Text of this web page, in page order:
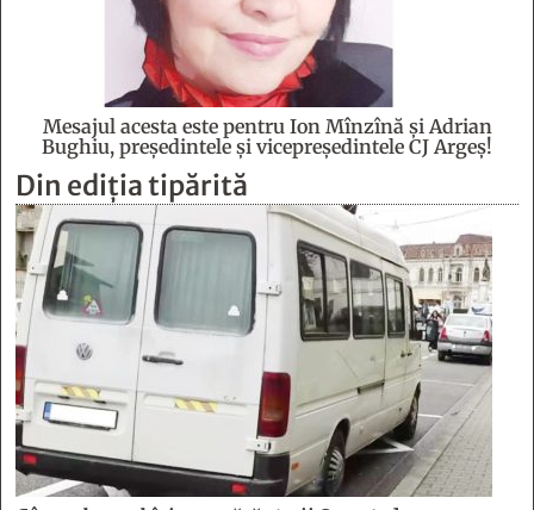
Mesajul acesta este pentru Ion Mînzînă şi Adrian
Bughiu, preşedintele şi vicepreşedintele CJ Argeş!
Din ediția tipărită